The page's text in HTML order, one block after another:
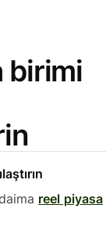
birimi
reel piyasa